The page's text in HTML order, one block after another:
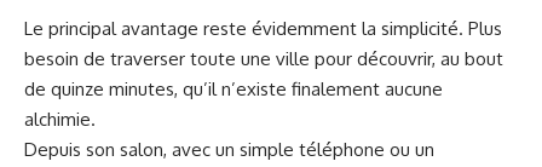
Le principal avantage reste évidemment la simplicité. Plus
besoin de traverser toute une ville pour découvrir, au bout
de quinze minutes, qu’il n’existe finalement aucune
alchimie.
Depuis son salon, avec un simple téléphone ou un